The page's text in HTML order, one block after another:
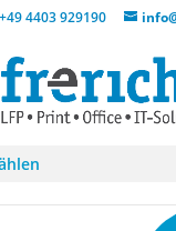
+49 4403 929190